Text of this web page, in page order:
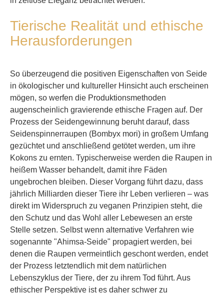
Tierische Realität und ethische
Herausforderungen
So überzeugend die positiven Eigenschaften von Seide
in ökologischer und kultureller Hinsicht auch erscheinen
mögen, so werfen die Produktionsmethoden
augenscheinlich gravierende ethische Fragen auf. Der
Prozess der Seidengewinnung beruht darauf, dass
Seidenspinnerraupen (Bombyx mori) in großem Umfang
gezüchtet und anschließend getötet werden, um ihre
Kokons zu ernten. Typischerweise werden die Raupen in
heißem Wasser behandelt, damit ihre Fäden
ungebrochen bleiben. Dieser Vorgang führt dazu, dass
jährlich Milliarden dieser Tiere ihr Leben verlieren – was
direkt im Widerspruch zu veganen Prinzipien steht, die
den Schutz und das Wohl aller Lebewesen an erste
Stelle setzen. Selbst wenn alternative Verfahren wie
sogenannte "Ahimsa-Seide" propagiert werden, bei
denen die Raupen vermeintlich geschont werden, endet
der Prozess letztendlich mit dem natürlichen
Lebenszyklus der Tiere, der zu ihrem Tod führt. Aus
ethischer Perspektive ist es daher schwer zu